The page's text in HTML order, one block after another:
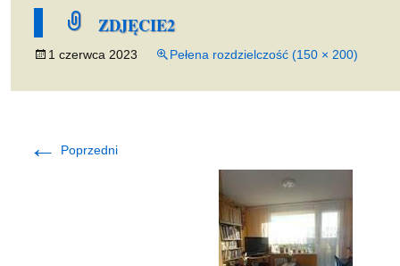
ZDJĘCIE2
1 czerwca 2023 Pełena rozdzielczość (150 × 200)
← Poprzedni